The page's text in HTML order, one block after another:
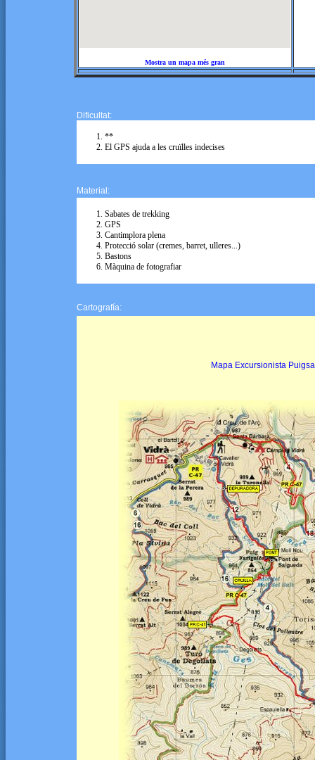
Mostra un mapa més gran
Dificultat:
**
El GPS ajuda a les cruïlles indecises
Material:
Sabates de trekking
GPS
Cantimplora plena
Protecció solar (cremes, barret, ulleres...)
Bastons
Màquina de fotografiar
Cartografía:
Mapa Excursionista